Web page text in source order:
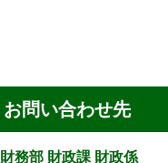
お問い合わせ先
財務部 財政課 財政係